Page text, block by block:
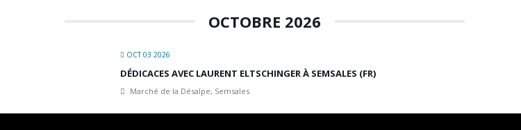
OCTOBRE 2026
OCT 03 2026
DÉDICACES AVEC LAURENT ELTSCHINGER À SEMSALES (FR)
Marché de la Désalpe, Semsales